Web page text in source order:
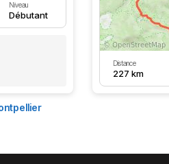
Niveau
Débutant
Distance
227 km